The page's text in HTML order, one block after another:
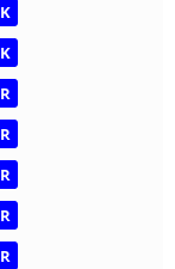
K
K
R
R
R
R
R